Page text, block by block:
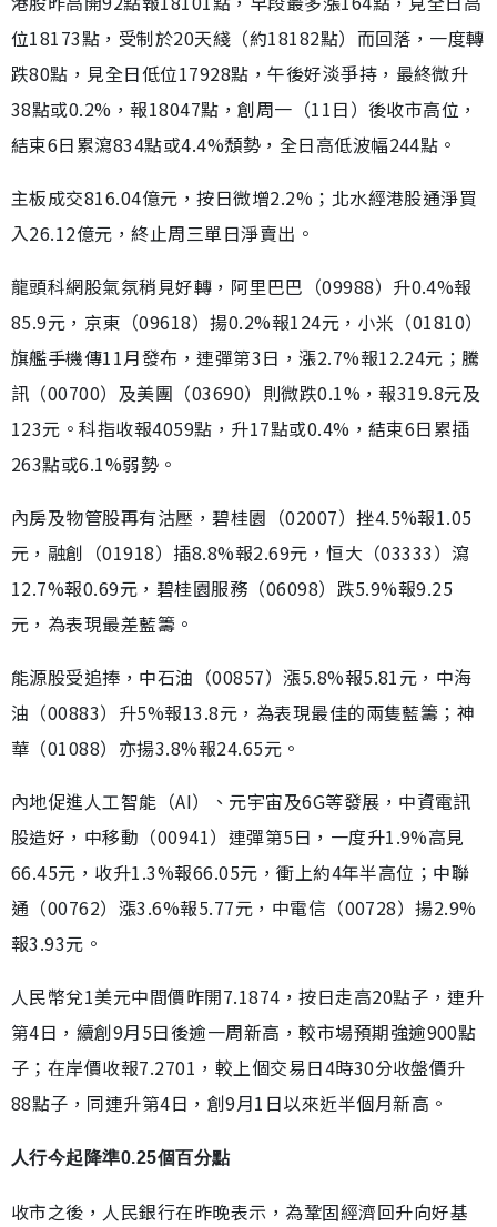
位18173點，受制於20天綫（約18182點）而回落，一度轉
跌80點，見全日低位17928點，午後好淡爭持，最終微升
38點或0.2%，報18047點，創周一（11日）後收市高位，
結束6日累瀉834點或4.4%頹勢，全日高低波幅244點。
主板成交816.04億元，按日微增2.2%；北水經港股通淨買
入26.12億元，終止周三單日淨賣出。
龍頭科網股氣氛稍見好轉，阿里巴巴（09988）升0.4%報
85.9元，京東（09618）揚0.2%報124元，小米（01810）
旗艦手機傳11月發布，連彈第3日，漲2.7%報12.24元；騰
訊（00700）及美團（03690）則微跌0.1%，報319.8元及
123元。科指收報4059點，升17點或0.4%，結束6日累插
263點或6.1%弱勢。
內房及物管股再有沽壓，碧桂園（02007）挫4.5%報1.05
元，融創（01918）插8.8%報2.69元，恒大（03333）瀉
12.7%報0.69元，碧桂園服務（06098）跌5.9%報9.25
元，為表現最差藍籌。
能源股受追捧，中石油（00857）漲5.8%報5.81元，中海
油（00883）升5%報13.8元，為表現最佳的兩隻藍籌；神
華（01088）亦揚3.8%報24.65元。
內地促進人工智能（AI）、元宇宙及6G等發展，中資電訊
股造好，中移動（00941）連彈第5日，一度升1.9%高見
66.45元，收升1.3%報66.05元，衝上約4年半高位；中聯
通（00762）漲3.6%報5.77元，中電信（00728）揚2.9%
報3.93元。
人民幣兌1美元中間價昨開7.1874，按日走高20點子，連升
第4日，續創9月5日後逾一周新高，較市場預期強逾900點
子；在岸價收報7.2701，較上個交易日4時30分收盤價升
88點子，同連升第4日，創9月1日以來近半個月新高。
人行今起降準0.25個百分點
收市之後，人民銀行在昨晚表示，為鞏固經濟回升向好基